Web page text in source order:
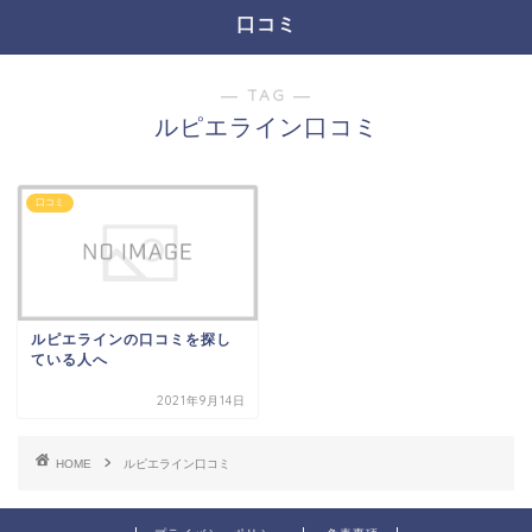
口コミ
― TAG ―
ルピエライン口コミ
口コミ
ルピエラインの口コミを探し
ている人へ
2021年9月14日
HOME ルピエライン口コミ